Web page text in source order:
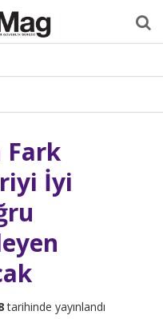
Editörden
Gelenler
İletişim
Fark
İyi
tarihinde yayınlandı